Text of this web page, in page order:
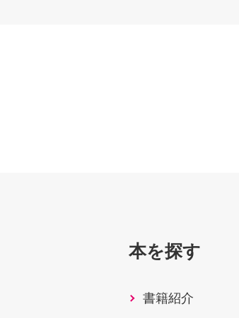
本を探す
書籍紹介